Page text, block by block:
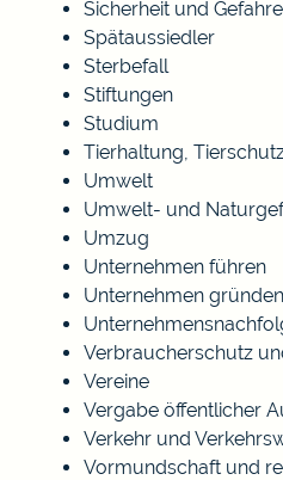
Sicherheit und
Spätaussiedler
Sterbefall
Stiftungen
Studium
Tierhaltung,
Umwelt
Umwelt- und
Umzug
Unternehmen führen
Unternehmen gründen
Verbraucherschutz
Vereine
Vergabe öffentlicher
Verkehr und
Vormundschaft und